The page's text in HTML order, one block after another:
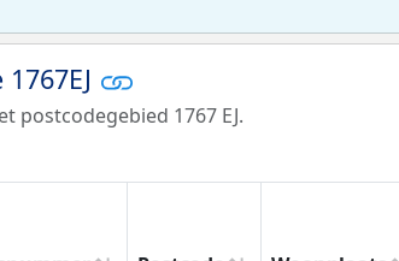
postcodegebied 1767 EJ.